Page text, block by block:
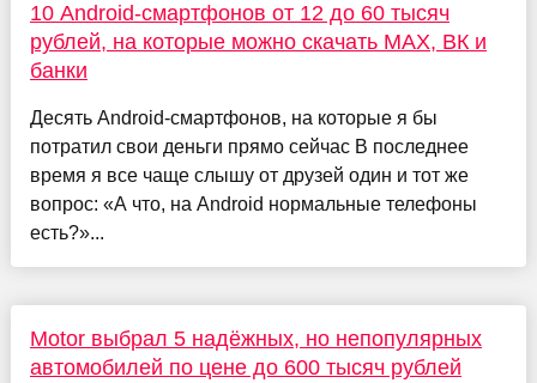
10 Android-смартфонов от 12 до 60 тысяч
рублей, на которые можно скачать MAX, ВК и
банки
Десять Android-смартфонов, на которые я бы
потратил свои деньги прямо сейчас В последнее
время я все чаще слышу от друзей один и тот же
вопрос: «А что, на Android нормальные телефоны
есть?»...
Motor выбрал 5 надёжных, но непопулярных
автомобилей по цене до 600 тысяч рублей